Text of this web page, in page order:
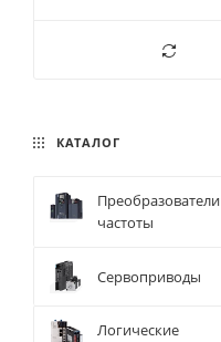
КАТАЛОГ
Преобразователи
частоты
Сервоприводы
Логические